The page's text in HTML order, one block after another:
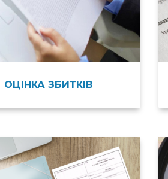
ОЦІНКА ЗБИТКІВ